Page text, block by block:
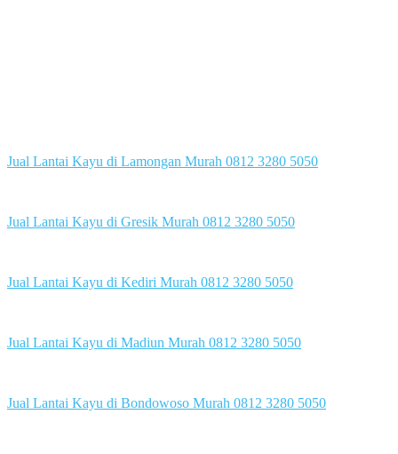
Jual Lantai Kayu di Lamongan Murah 0812 3280 5050
Jual Lantai Kayu di Gresik Murah 0812 3280 5050
Jual Lantai Kayu di Kediri Murah 0812 3280 5050
Jual Lantai Kayu di Madiun Murah 0812 3280 5050
Jual Lantai Kayu di Bondowoso Murah 0812 3280 5050